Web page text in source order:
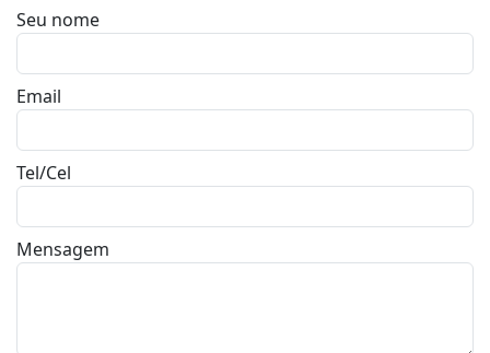
Seu nome
Email
Tel/Cel
Mensagem